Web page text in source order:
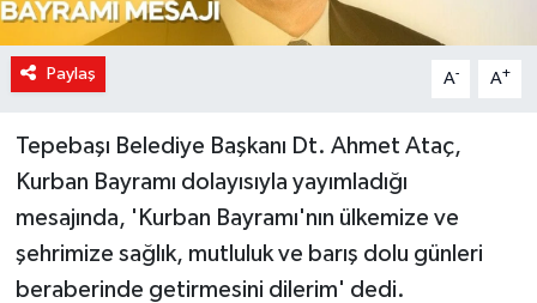
Paylaş A- A+
Tepebaşı Belediye Başkanı Dt. Ahmet Ataç,
Kurban Bayramı dolayısıyla yayımladığı
mesajında, 'Kurban Bayramı'nın ülkemize ve
şehrimize sağlık, mutluluk ve barış dolu günleri
beraberinde getirmesini dilerim' dedi.